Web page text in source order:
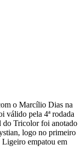
o Marcílio Dias na
válido pela 4ª rodada
do Tricolor foi anotado
logo no primeiro
Ligeiro empatou em